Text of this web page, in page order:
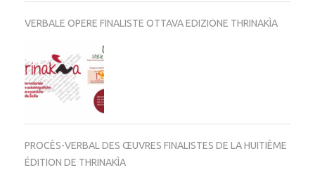
VERBALE OPERE FINALISTE OTTAVA EDIZIONE THRINAKÌA
PROCÈS-VERBAL DES ŒUVRES FINALISTES DE LA HUITIÈME
ÉDITION DE THRINAKÌA